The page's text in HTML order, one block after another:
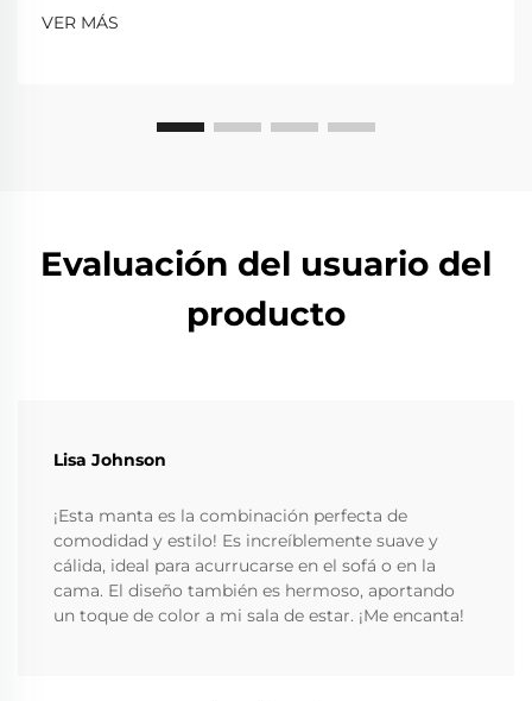
VER MÁS
Evaluación del usuario del
producto
Lisa Johnson
¡Esta manta es la combinación perfecta de
comodidad y estilo! Es increíblemente suave y
cálida, ideal para acurrucarse en el sofá o en la
cama. El diseño también es hermoso, aportando
un toque de color a mi sala de estar. ¡Me encanta!